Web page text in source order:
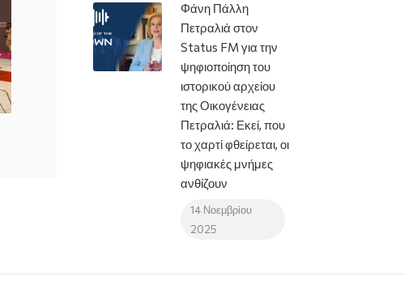
Φάνη Πάλλη
Πετραλιά στον
Status FM για την
ψηφιοποίηση του
ιστορικού αρχείου
της Οικογένειας
Πετραλιά: Εκεί, που
το χαρτί φθείρεται, οι
ψηφιακές μνήμες
ανθίζουν
14 Νοεμβρίου
2025